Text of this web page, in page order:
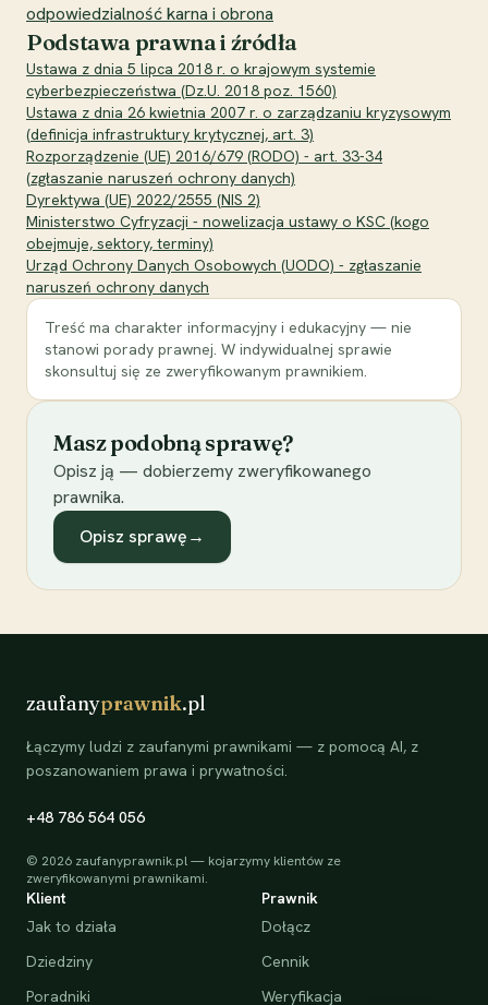
odpowiedzialność karna i obrona
Podstawa prawna i źródła
Ustawa z dnia 5 lipca 2018 r. o krajowym systemie
cyberbezpieczeństwa (Dz.U. 2018 poz. 1560)
Ustawa z dnia 26 kwietnia 2007 r. o zarządzaniu kryzysowym
(definicja infrastruktury krytycznej, art. 3)
Rozporządzenie (UE) 2016/679 (RODO) - art. 33-34
(zgłaszanie naruszeń ochrony danych)
Dyrektywa (UE) 2022/2555 (NIS 2)
Ministerstwo Cyfryzacji - nowelizacja ustawy o KSC (kogo
obejmuje, sektory, terminy)
Urząd Ochrony Danych Osobowych (UODO) - zgłaszanie
naruszeń ochrony danych
Treść ma charakter informacyjny i edukacyjny — nie
stanowi porady prawnej. W indywidualnej sprawie
skonsultuj się ze zweryfikowanym prawnikiem.
Masz podobną sprawę?
Opisz ją — dobierzemy zweryfikowanego
prawnika.
Opisz sprawę→
zaufanyprawnik.pl
Łączymy ludzi z zaufanymi prawnikami — z pomocą AI, z
poszanowaniem prawa i prywatności.
+48 786 564 056
© 2026 zaufanyprawnik.pl — kojarzymy klientów ze
zweryfikowanymi prawnikami.
Klient
Jak to działa
Dziedziny
Poradniki
Prawnik
Dołącz
Cennik
Weryfikacja